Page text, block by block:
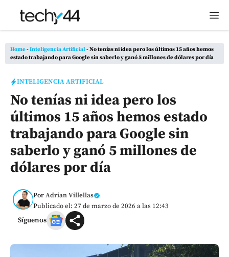
Saltar
Home-Inteligencia Artificial-No tenías ni idea pero los últimos 15 años hemos
estado trabajando para Google sin saberlo y ganó 5 millones de dólares por día
INTELIGENCIA ARTIFICIAL
No tenías ni idea pero los
últimos 15 años hemos estado
trabajando para Google sin
saberlo y ganó 5 millones de
dólares por día
PorAdrian Villellas
Publicado el: 27 de marzo de 2026 a las 12:43
Síguenos